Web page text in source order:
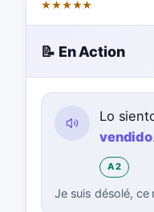
★★★★★
📝 En Action
Lo
vendido.
A2
Je suis désolé, ce